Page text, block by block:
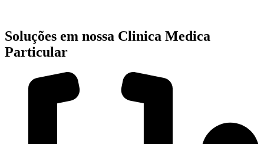
Soluções em nossa Clinica Medica
Particular